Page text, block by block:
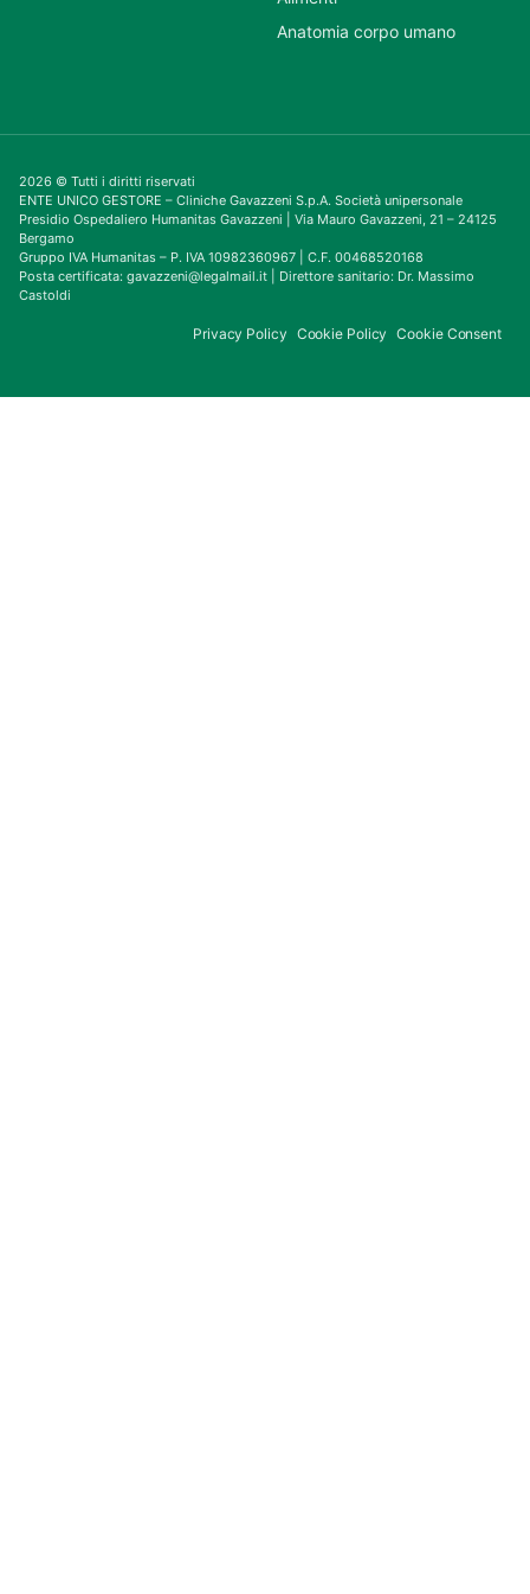
Anatomia corpo umano
2026 © Tutti i diritti riservati
ENTE UNICO GESTORE – Cliniche Gavazzeni S.p.A. Società unipersonale
Presidio Ospedaliero Humanitas Gavazzeni | Via Mauro Gavazzeni, 21 – 24125
Bergamo
Gruppo IVA Humanitas – P. IVA 10982360967 | C.F. 00468520168
Posta certificata: gavazzeni@legalmail.it | Direttore sanitario: Dr. Massimo
Castoldi
Privacy Policy Cookie Policy Cookie Consent